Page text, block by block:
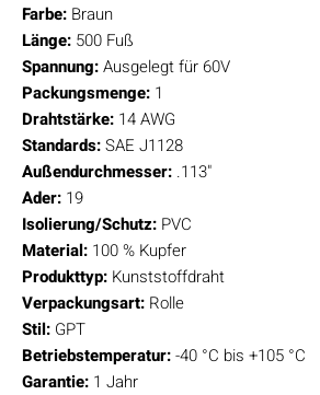
Farbe: Braun
Länge: 500 Fuß
Spannung:Ausgelegt für 60V
Packungsmenge: 1
Drahtstärke: 14 AWG
Standards:SAE J1128
Außendurchmesser: .113"
Ader: 19
Isolierung/Schutz: PVC
Material: 100 % Kupfer
Produkttyp: Kunststoffdraht
Verpackungsart: Rolle
Stil: GPT
Betriebstemperatur:-40 °C bis +105 °C
Garantie: 1 Jahr